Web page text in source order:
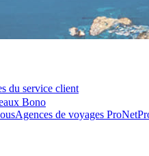
du service client
Bono
Agences de voyages ProNet